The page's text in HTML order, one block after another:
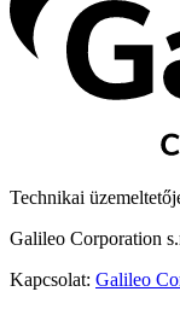
Technikai
Galileo Corporation
Kapcsolat: Galileo